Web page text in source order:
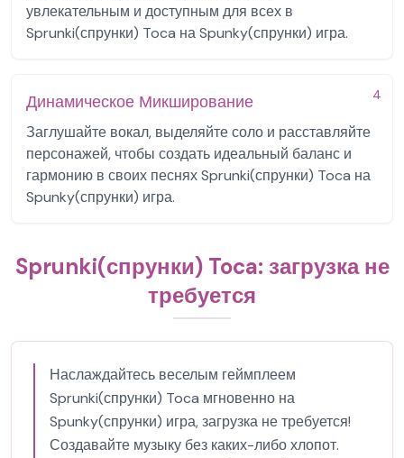
увлекательным и доступным для всех в
Sprunki(спрунки) Toca на Spunky(спрунки) игра.
4
Динамическое Микширование
Заглушайте вокал, выделяйте соло и расставляйте
персонажей, чтобы создать идеальный баланс и
гармонию в своих песнях Sprunki(спрунки) Toca на
Spunky(спрунки) игра.
Sprunki(спрунки) Toca: загрузка не
требуется
Наслаждайтесь веселым геймплеем
Sprunki(спрунки) Toca мгновенно на
Spunky(спрунки) игра, загрузка не требуется!
Создавайте музыку без каких-либо хлопот.